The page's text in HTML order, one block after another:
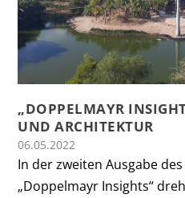
„DOPPELMAYR
UND ARCHITEKTUR
06.05.2022
In der zweiten Ausgabe
„Doppelmayr Insights“